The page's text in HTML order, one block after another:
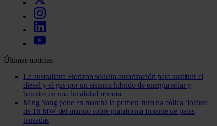
Últimas noticias
La australiana Horizon solicita autorización para sustituir el
diésel y el gas por un sistema híbrido de energía solar y
baterías en una localidad remota
Ming Yang pone en marcha la primera turbina eólica flotante
de 16 MW del mundo sobre plataforma flotante de patas
tensadas